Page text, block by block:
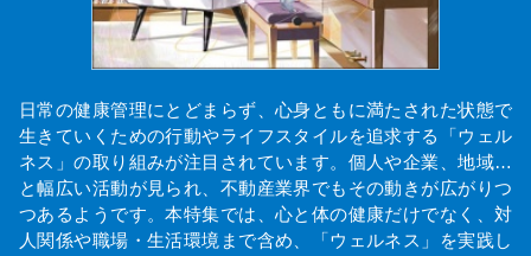
日常の健康管理にとどまらず、心身ともに満たされた状態で
生きていくための行動やライフスタイルを追求する「ウェル
ネス」の取り組みが注目されています。個人や企業、地域…
と幅広い活動が見られ、不動産業界でもその動きが広がりつ
つあるようです。本特集では、心と体の健康だけでなく、対
人関係や職場・生活環境まで含め、「ウェルネス」を実践し